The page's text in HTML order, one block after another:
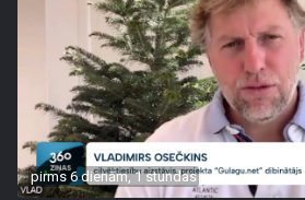
pirms 6 dienām, 1 stundas